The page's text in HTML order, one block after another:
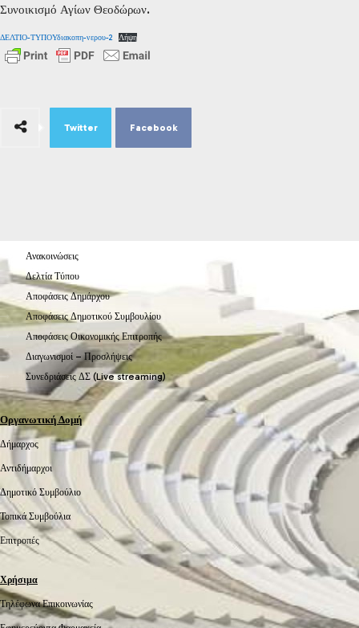
Συνοικισμό Αγίων Θεοδώρων.
ΔΕΛΤΙΟ-ΤΥΠΟΥδιακοπη-νερου-2 Λήψη
Twitter Facebook
Ανακοινώσεις
Δελτία Τύπου
Αποφάσεις Δημάρχου
Αποφάσεις Δημοτικού Συμβουλίου
Αποφάσεις Οικονομικής Επιτροπής
Διαγωνισμοί – Προσλήψεις
Συνεδριάσεις ΔΣ (Live streaming)
Οργανωτική Δομή
Δήμαρχος
Αντιδήμαρχοι
Δημοτικό Συμβούλιο
Τοπικά Συμβούλια
Επιτροπές
Χρήσιμα
Τηλέφωνα Επικοινωνίας